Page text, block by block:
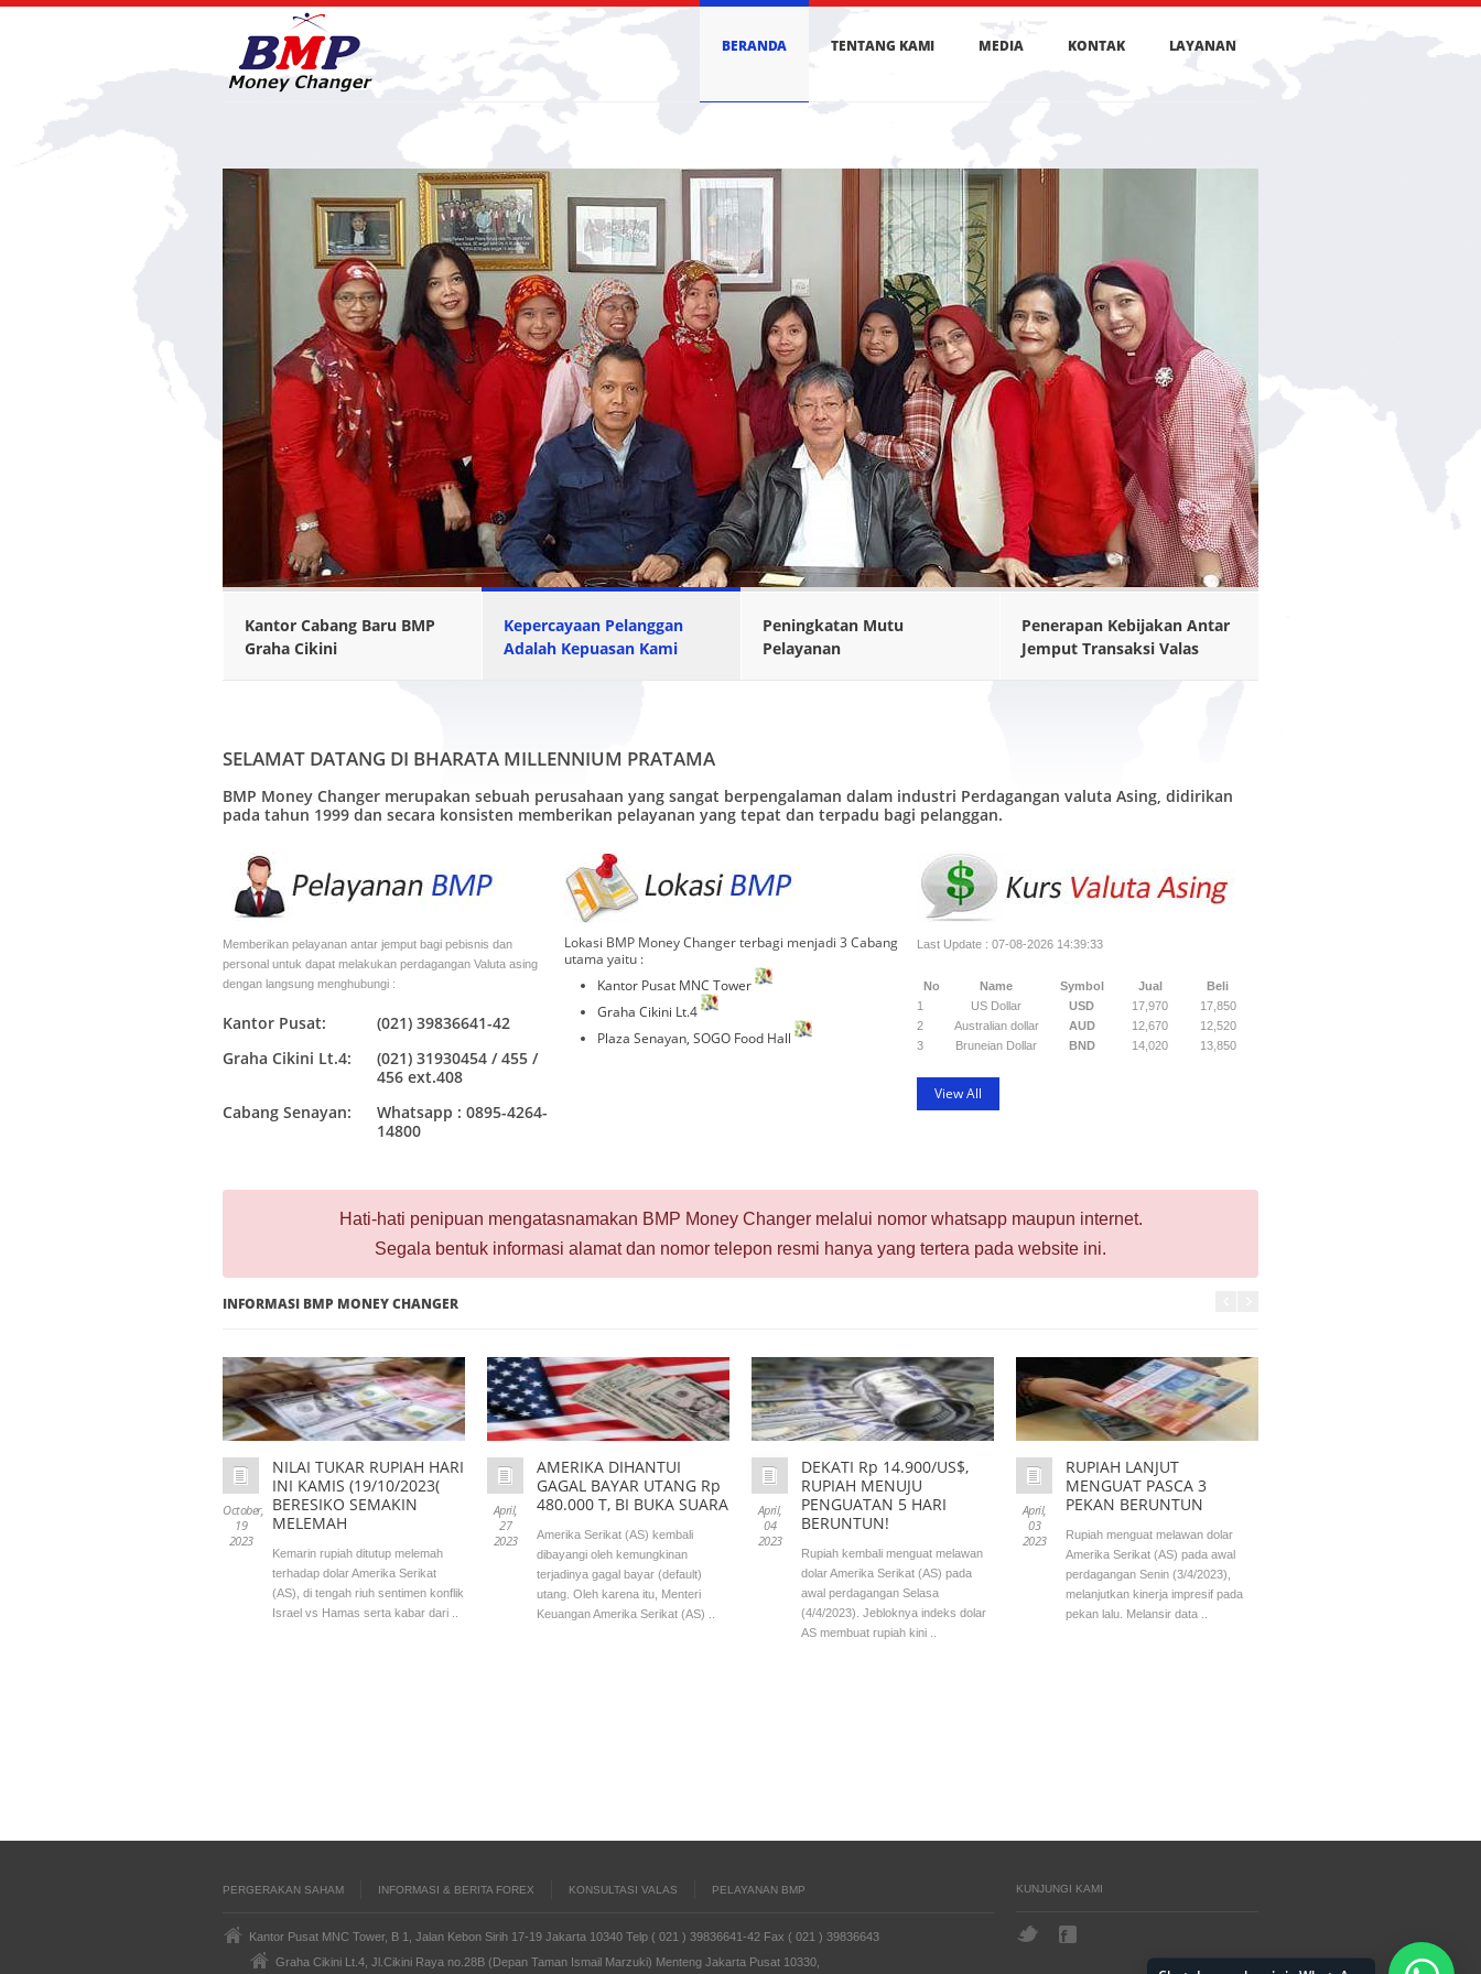
BERANDA TENTANG KAMI MEDIA KONTAK LAYANAN
Kantor Cabang Baru BMP
Graha Cikini
Kepercayaan Pelanggan
Adalah Kepuasan Kami
Peningkatan Mutu
Pelayanan
Penerapan Kebijakan Antar
Jemput Transaksi Valas
Read More
SELAMAT DATANG DI BHARATA MILLENNIUM PRATAMA
BMP Money Changer merupakan sebuah perusahaan yang sangat berpengalaman dalam industri Perdagangan valuta Asing, didirikan
pada tahun 1999 dan secara konsisten memberikan pelayanan yang tepat dan terpadu bagi pelanggan.
Memberikan pelayanan antar jemput bagi pebisnis dan
personal untuk dapat melakukan perdagangan Valuta asing
dengan langsung menghubungi :
Kantor Pusat:
(021) 39836641-42
Graha Cikini Lt.4:
(021) 31930454 / 455 /
456 ext.408
Cabang Senayan:
Whatsapp : 0895-4264-
14800
Lokasi BMP Money Changer terbagi menjadi 3 Cabang
utama yaitu :
Kantor Pusat MNC Tower
Graha Cikini Lt.4
Plaza Senayan, SOGO Food Hall
Last Update : 07-08-2026 14:39:33
No Name Symbol Jual
Beli
1
US Dollar USD 17,970
17,850
2
Australian dollar AUD 12,670
12,520
3
Bruneian Dollar BND 14,020 13,850
View All
Hati-hati penipuan mengatasnamakan BMP Money Changer melalui nomor whatsapp maupun internet.
Segala bentuk informasi alamat dan nomor telepon resmi hanya yang tertera pada website ini.
INFORMASI BMP MONEY CHANGER
October,
19
2023
NILAI TUKAR RUPIAH HARI
INI KAMIS (19/10/2023(
BERESIKO SEMAKIN
MELEMAH
Kemarin rupiah ditutup melemah
terhadap dolar Amerika Serikat
(AS), di tengah riuh sentimen konflik
Israel vs Hamas serta kabar dari ..
April,
27
2023
AMERIKA DIHANTUI
GAGAL BAYAR UTANG Rp
480.000 T, BI BUKA SUARA
Amerika Serikat (AS) kembali
dibayangi oleh kemungkinan
terjadinya gagal bayar (default)
utang. Oleh karena itu, Menteri
Keuangan Amerika Serikat (AS) ..
April,
04
2023
DEKATI Rp 14.900/US$,
RUPIAH MENUJU
PENGUATAN 5 HARI
BERUNTUN!
Rupiah kembali menguat melawan
dolar Amerika Serikat (AS) pada
awal perdagangan Selasa
(4/4/2023). Jebloknya indeks dolar
AS membuat rupiah kini ..
April,
03
2023
RUPIAH LANJUT
MENGUAT PASCA 3
PEKAN BERUNTUN
Rupiah menguat melawan dolar
Amerika Serikat (AS) pada awal
perdagangan Senin (3/4/2023),
melanjutkan kinerja impresif pada
pekan lalu. Melansir data ..
PERGERAKAN SAHAM INFORMASI & BERITA FOREX KONSULTASI VALAS PELAYANAN BMP
Kantor Pusat MNC Tower, B 1, Jalan Kebon Sirih 17-19 Jakarta 10340 Telp ( 021 ) 39836641-42 Fax ( 021 ) 39836643
Graha Cikini Lt.4, Jl.Cikini Raya no.28B (Depan Taman Ismail Marzuki) Menteng Jakarta Pusat 10330,
KUNJUNGI KAMI